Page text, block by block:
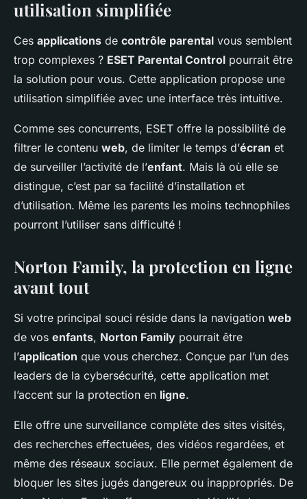
utilisation simplifiée
Ces applications de contrôle parental vous semblent
trop complexes ? ESET Parental Control pourrait être
la solution pour vous. Cette application propose une
utilisation simplifiée avec une interface très intuitive.
Comme ses concurrents, ESET offre la possibilité de
filtrer le contenu web, de limiter le temps d’écran et
de surveiller l’activité de l’enfant. Mais là où elle se
distingue, c’est par sa facilité d’installation et
d’utilisation. Même les parents les moins technophiles
pourront l’utiliser sans difficulté !
Norton Family, la protection en ligne
avant tout
Si votre principal souci réside dans la navigation web
de vos enfants, Norton Family pourrait être
l’application que vous cherchez. Conçue par l’un des
leaders de la cybersécurité, cette application met
l’accent sur la protection en ligne.
Elle offre une surveillance complète des sites visités,
des recherches effectuées, des vidéos regardées, et
même des réseaux sociaux. Elle permet également de
bloquer les sites jugés dangereux ou inappropriés. De